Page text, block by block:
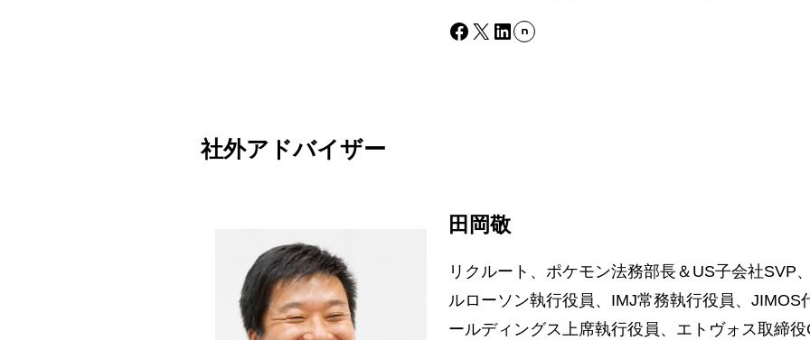
Facebook X LinkedIn
社外アドバイザー
田岡敬
リクルート、ポケモン法務部長＆US子会社SVP
ルローソン執行役員、IMJ常務執行役員、JIMOS
ールディングス上席執行役員、エトヴォス取締